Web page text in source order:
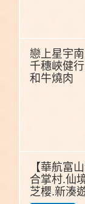
戀上星宇
千穗峽健
和牛燒肉
【華航富
合掌村.仙
芝櫻.新湊